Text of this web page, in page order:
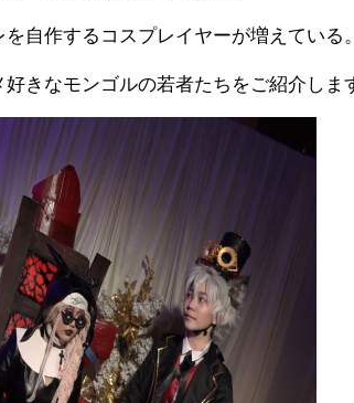
自作するコスプレイヤーが増えている。
きなモンゴルの若者たちをご紹介しま